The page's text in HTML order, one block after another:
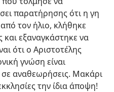
παρατήρησης ότι η γη
τον ήλιο, κλήθηκε
και εξαναγκάστηκε να
ότι ο Αριστοτέλης
γνώση είναι
σε αναθεωρήσεις. Μακάρι
την ίδια άποψη!